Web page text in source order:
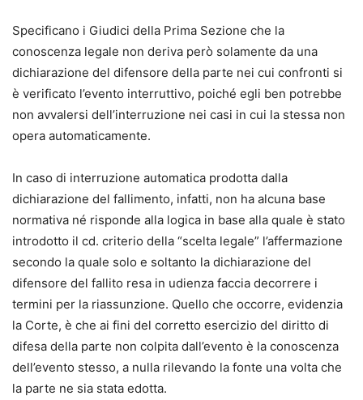
Specificano i Giudici della Prima Sezione che la
conoscenza legale non deriva però solamente da una
dichiarazione del difensore della parte nei cui confronti si
è verificato l’evento interruttivo, poiché egli ben potrebbe
non avvalersi dell’interruzione nei casi in cui la stessa non
opera automaticamente.
In caso di interruzione automatica prodotta dalla
dichiarazione del fallimento, infatti, non ha alcuna base
normativa né risponde alla logica in base alla quale è stato
introdotto il cd. criterio della “scelta legale” l’affermazione
secondo la quale solo e soltanto la dichiarazione del
difensore del fallito resa in udienza faccia decorrere i
termini per la riassunzione. Quello che occorre, evidenzia
la Corte, è che ai fini del corretto esercizio del diritto di
difesa della parte non colpita dall’evento è la conoscenza
dell’evento stesso, a nulla rilevando la fonte una volta che
la parte ne sia stata edotta.